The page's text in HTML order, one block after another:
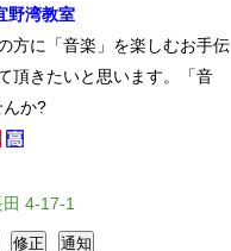
野湾教室
方に「音楽」を楽しむお手伝
頂きたいと思います。「音
んか?
4-17-1